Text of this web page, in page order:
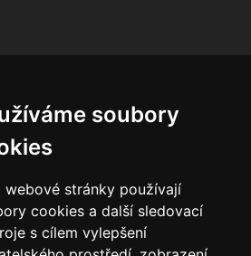
soubory
webové stránky používají
cookies a další sledovací
s cílem vylepšení